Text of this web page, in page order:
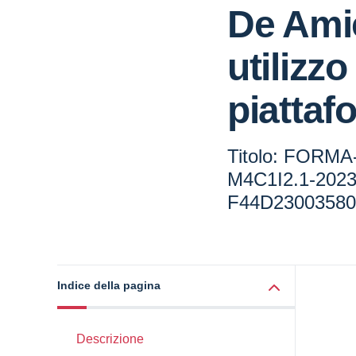
De
Titolo:
M4C1I2.1-
Indice della pagina
Descrizione